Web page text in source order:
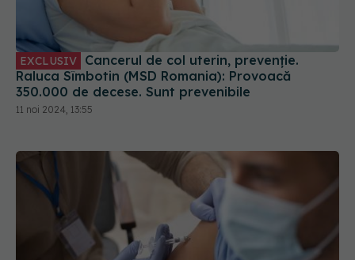
EXCLUSIV
Raluca Sîmbotin (MSD Romania): Provoacă
350.000 de decese. Sunt prevenibile
11 noi 2024, 13:55